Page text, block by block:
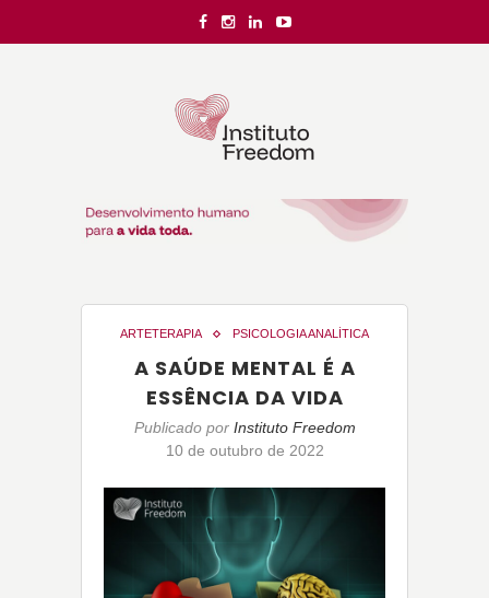
ARTETERAPIA PSICOLOGIA ANALÍTICA
A SAÚDE MENTAL É A
ESSÊNCIA DA VIDA
Publicado por Instituto Freedom
10 de outubro de 2022